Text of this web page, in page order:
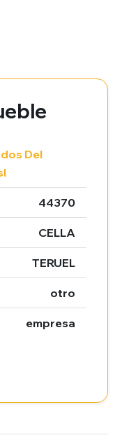
Del
44370
CELLA
TERUEL
otro
empresa